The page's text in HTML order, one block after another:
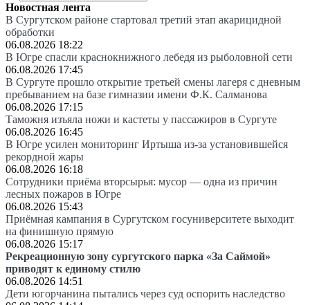
Новостная лента
В Сургутском районе стартовал третий этап акарицидной
обработки
06.08.2026 18:22
В Югре спасли краснокнижного лебедя из рыболовной сети
06.08.2026 17:45
В Сургуте прошло открытие третьей смены лагеря с дневным
пребыванием на базе гимназии имени Ф.К. Салманова
06.08.2026 17:15
Таможня изъяла ножи и кастеты у пассажиров в Сургуте
06.08.2026 16:45
В Югре усилен мониторинг Иртыша из-за установившейся
рекордной жары
06.08.2026 16:18
Сотрудники приёма вторсырья: мусор — одна из причин
лесных пожаров в Югре
06.08.2026 15:43
Приёмная кампания в Сургутском госуниверситете выходит
на финишную прямую
06.08.2026 15:17
Рекреационную зону сургутского парка «За Саймой»
приводят к единому стилю
06.08.2026 14:51
Дети югорчанина пытались через суд оспорить наследство